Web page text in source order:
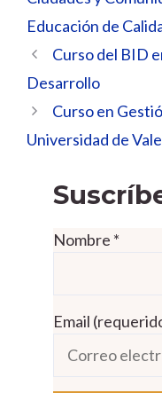
Educación de
Curso del BID
Desarrollo
Curso en
Universidad de
Nombre *
Email